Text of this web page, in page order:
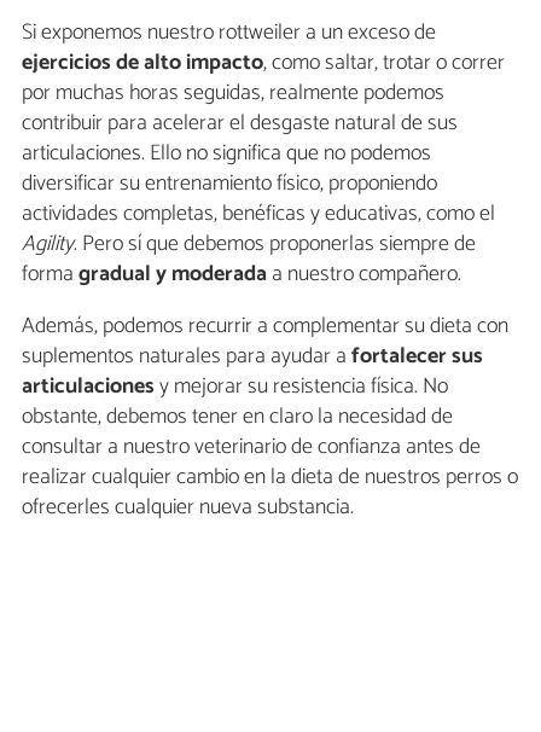
Si exponemos nuestro rottweiler a un exceso de
ejercicios de alto impacto, como saltar, trotar o correr
por muchas horas seguidas, realmente podemos
contribuir para acelerar el desgaste natural de sus
articulaciones. Ello no significa que no podemos
diversificar su entrenamiento físico, proponiendo
actividades completas, benéficas y educativas, como el
Agility. Pero sí que debemos proponerlas siempre de
formagradual y moderadaa nuestro compañero.
Además, podemos recurrir a complementar su dieta con
suplementos naturales para ayudar afortalecer sus
articulacionesy mejorar su resistencia física. No
obstante, debemos tener en claro la necesidad de
consultar a nuestro veterinario de confianza antes de
realizar cualquier cambio en la dieta de nuestros perros o
ofrecerles cualquier nueva substancia.